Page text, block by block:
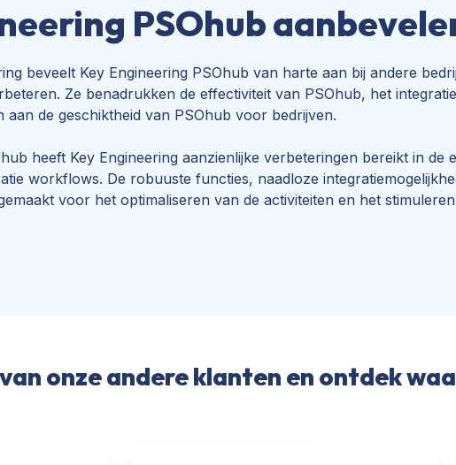
PSOhub
beveelt Key Engineering PSOhub van harte aan bij andere
Ze benadrukken de effectiviteit van PSOhub, het
aan de geschiktheid van PSOhub voor bedrijven.
heeft Key Engineering aanzienlijke verbeteringen bereikt in de
workflows. De robuuste functies, naadloze
voor het optimaliseren van de activiteiten en het
onze andere klanten en ontdek